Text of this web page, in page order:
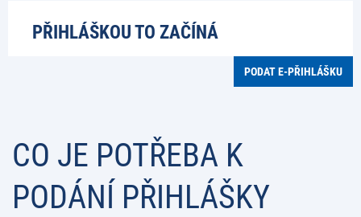
PŘIHLÁŠKOU TO ZAČÍNÁ
PODAT E-PŘIHLÁŠKU
CO JE POTŘEBA K
PODÁNÍ PŘIHLÁŠKY